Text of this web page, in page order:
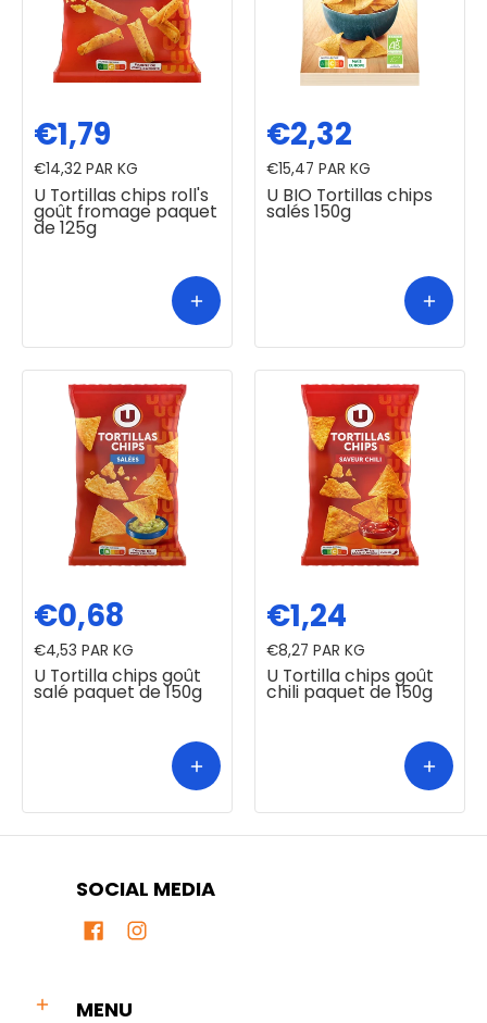
U Tortillas chips roll's
goût fromage paquet
de 125g
€1,79
€14,32 PAR KG
U BIO Tortillas chips
salés 150g
€2,32
€15,47 PAR KG
U Tortilla chips goût
salé paquet de 150g
€0,68
€4,53 PAR KG
U Tortilla chips goût
chili paquet de 150g
€1,24
€8,27 PAR KG
SOCIAL MEDIA
MENU